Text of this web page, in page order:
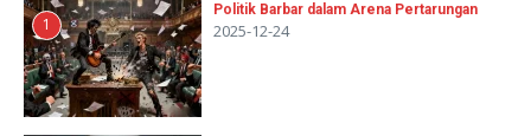
1
Politik Barbar dalam Arena Pertarungan
2025-12-24